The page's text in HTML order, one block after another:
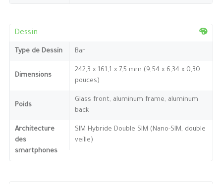
Dessin
Type de Dessin Bar
Dimensions
242,3 x 161,1 x 7,5 mm (9,54 x 6,34 x 0,30
pouces)
Poids
Glass front, aluminum frame, aluminum
back
Architecture
des
smartphones
SIM Hybride Double SIM (Nano-SIM, double
veille)